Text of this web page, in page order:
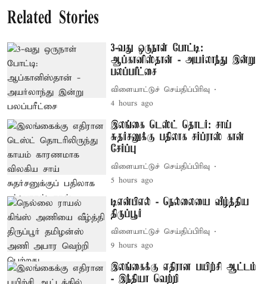
Related Stories
3-வது ஒருநாள் போட்டி:
ஆப்கானிஸ்தான் - அயர்லாந்து இன்று
பலப்பரீட்சை
விளையாட்டுச் செய்திப்பிரிவு
4 hours ago
இலங்கை டெஸ்ட் தொடர்: சாய்
சுதர்சனுக்கு பதிலாக சர்ப்ராஸ் கான்
சேர்ப்பு
விளையாட்டுச் செய்திப்பிரிவு
5 hours ago
டிஎன்பிஎல் - நெல்லையை வீழ்த்திய
திருப்பூர்
விளையாட்டுச் செய்திப்பிரிவு
9 hours ago
இலங்கைக்கு எதிரான பயிற்சி ஆட்டம்
- இந்தியா வெற்றி